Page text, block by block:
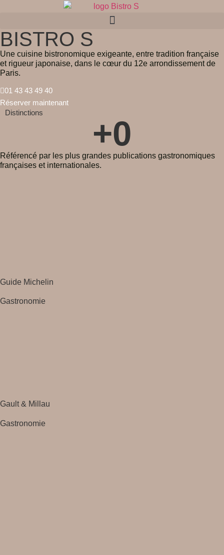
BISTRO S
Une cuisine bistronomique exigeante, entre tradition française
et rigueur japonaise, dans le cœur du 12e arrondissement de
Paris.
01 43 43 49 40
Réserver maintenant
Distinctions
+0
Référencé par les plus grandes publications gastronomiques
françaises et internationales.
Guide Michelin
Gastronomie
Gault & Millau
Gastronomie